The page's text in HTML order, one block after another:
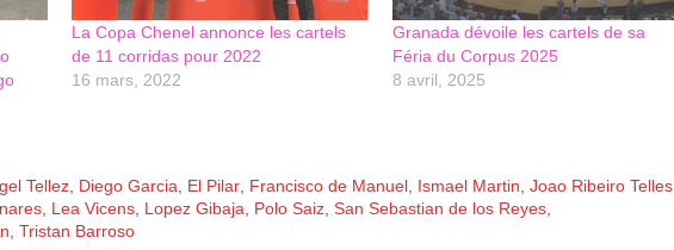
La Copa Chenel annonce les cartels
de 11 corridas pour 2022
16 mars, 2022
Granada dévoile les cartels de sa
Féria du Corpus 2025
8 avril, 2025
Tellez Diego Garcia El Pilar Francisco de Manuel Ismael Martin Joao Ribeiro Telles
Lea Vicens Lopez Gibaja Polo Saiz San Sebastian de los Reyes
Tristan Barroso